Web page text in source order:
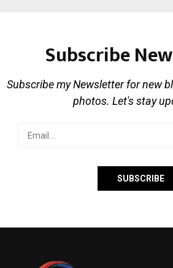
Subscribe
Subscribe my Newsletter for new
photos. Let's stay